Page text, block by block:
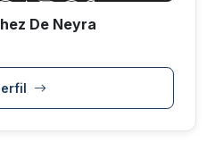
De Neyra